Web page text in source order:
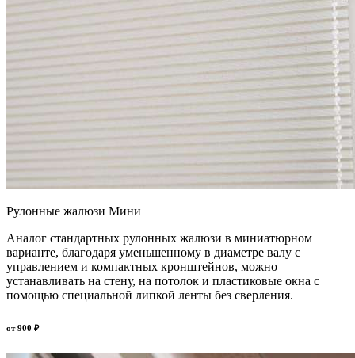
Рулонные жалюзи Мини
Аналог стандартных рулонных жалюзи в миниатюрном
варианте, благодаря уменьшенному в диаметре валу с
управлением и компактных кронштейнов, можно
устанавливать на стену, на потолок и пластиковые окна с
помощью специальной липкой ленты без сверления.
от900 ₽